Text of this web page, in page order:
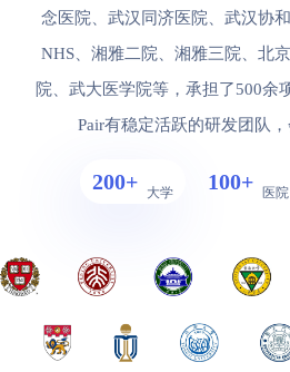
念医院、武汉同济医院、武汉协
NHS、湘雅二院、湘雅三院、北
院、武大医学院等，承担了500余
Pair有稳定活跃的研发团队，
200+ 大学 100+ 医院